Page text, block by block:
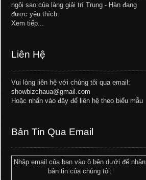
ngôi sao của làng giải trí Trung - Hàn đang
được yêu thích.
Xem tiếp...
Liên Hệ
Vui lòng liên hệ với chúng tôi qua email:
showbizchaua@gmail.com
Hoặc nhấn vào đây để liên hệ theo biểu mẫu
Bản Tin Qua Email
Nhập email của bạn vào ô bên dưới để nhận
bản tin của chúng tôi: